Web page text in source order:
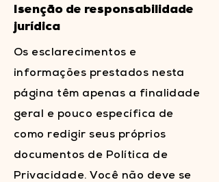
Isenção de responsabilidade
jurídica
Os esclarecimentos e
informações prestados nesta
página têm apenas a finalidade
geral e pouco específica de
como redigir seus próprios
documentos de Política de
Privacidade. Você não deve se